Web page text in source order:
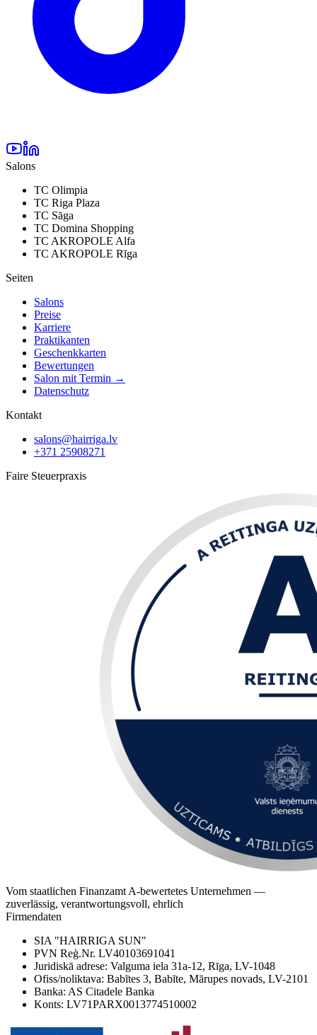
Salons
TC Olimpia
TC Riga Plaza
TC Sāga
TC Domina Shopping
TC AKROPOLE Alfa
TC AKROPOLE Rīga
Seiten
Salons
Preise
Karriere
Praktikanten
Geschenkkarten
Bewertungen
Salon mit Termin →
Datenschutz
Kontakt
salons@hairriga.lv
+371 25908271
Faire Steuerpraxis
Vom staatlichen Finanzamt A-bewertetes Unternehmen —
zuverlässig, verantwortungsvoll, ehrlich
Firmendaten
SIA "HAIRRIGA SUN"
PVN Reģ.Nr. LV40103691041
Juridiskā adrese: Valguma iela 31a-12, Rīga, LV-1048
Ofiss/noliktava: Babītes 3, Babīte, Mārupes novads, LV-2101
Banka: AS Citadele Banka
Konts: LV71PARX0013774510002